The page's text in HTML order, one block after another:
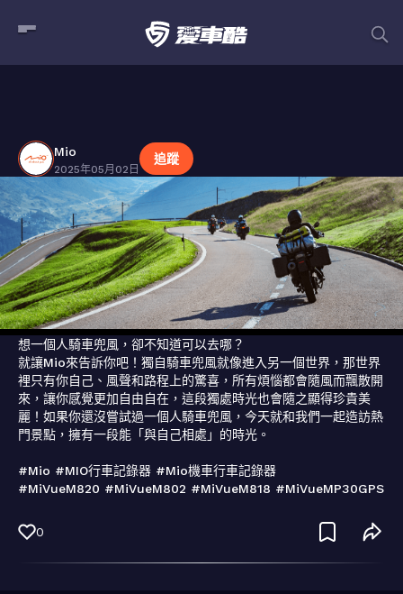
貼文
Mio
2025年05月02日
追蹤
想一個人騎車兜風，卻不知道可以去哪？
就讓Mio來告訴你吧！獨自騎車兜風就像進入另一個世界，那世界
裡只有你自己、風聲和路程上的驚喜，所有煩惱都會隨風而飄散開
來，讓你感覺更加自由自在，這段獨處時光也會隨之顯得珍貴美
麗！如果你還沒嘗試過一個人騎車兜風，今天就和我們一起造訪熱
門景點，擁有一段能「與自己相處」的時光。
#Mio #MIO行車記錄器 #Mio機車行車記錄器
#MiVueM820 #MiVueM802 #MiVueM818 #MiVueMP30GPS
0